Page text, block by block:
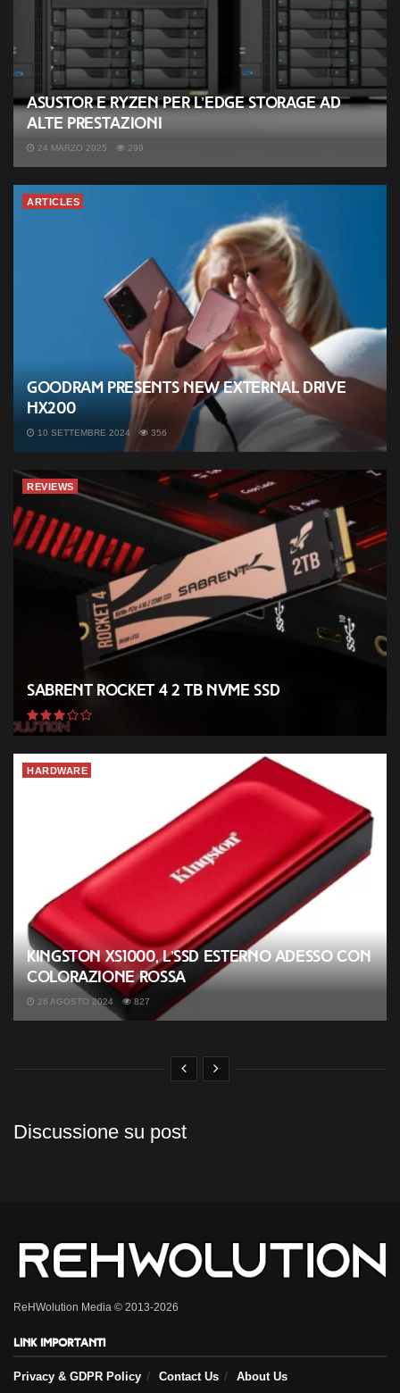
ASUSTOR e Ryzen per l’Edge Storage ad
alte prestazioni
24 MARZO 2025 299
ARTICLES
Goodram presents new external drive
HX200
10 SETTEMBRE 2024 356
REVIEWS
Sabrent Rocket 4 2 TB NVMe SSD
HARDWARE
Kingston XS1000, l’SSD esterno adesso con
colorazione rossa
26 AGOSTO 2024 827
Discussione su post
ReHWolution Media © 2013-2026
Link importanti
Privacy & GDPR Policy Contact Us About Us